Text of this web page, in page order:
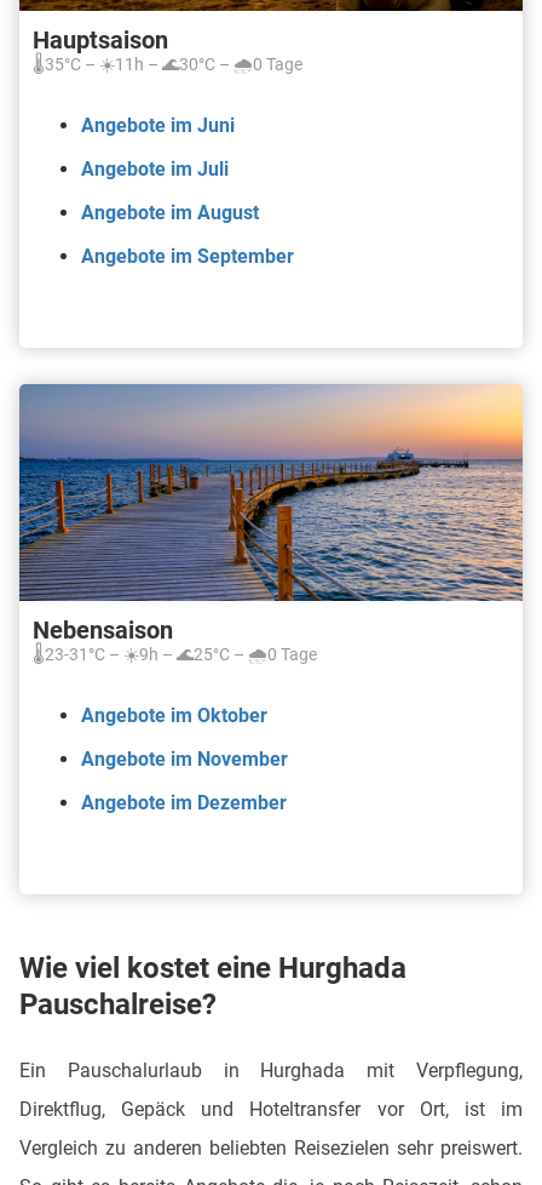
Hauptsaison
🌡️35°C – ☀️11h – 🌊30°C – 🌧️0 Tage
Angebote im Juni
Angebote im Juli
Angebote im August
Angebote im September
Nebensaison
🌡️23-31°C – ☀️9h – 🌊25°C – 🌧️0 Tage
Angebote im Oktober
Angebote im November
Angebote im Dezember
Wie viel kostet eine Hurghada
Pauschalreise?
Ein Pauschalurlaub in Hurghada mit Verpflegung,
Direktflug, Gepäck und Hoteltransfer vor Ort, ist im
Vergleich zu anderen beliebten Reisezielen sehr preiswert.